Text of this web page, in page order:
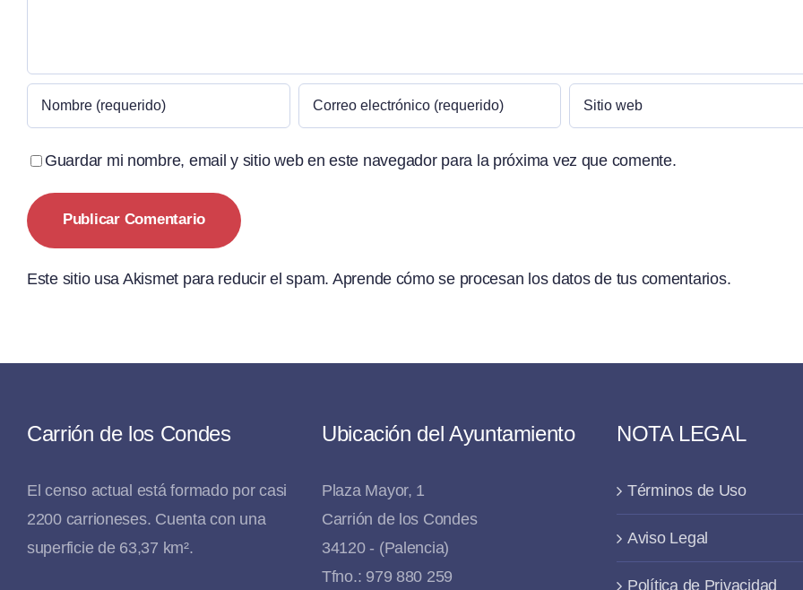
Guardar mi nombre, email y sitio web en este navegador para la próxima vez que comente.
Este sitio usa Akismet para reducir el spam. Aprende cómo se procesan los datos de tus comentarios.
Carrión de los Condes
El censo actual está formado por casi
2200 carrioneses. Cuenta con una
superficie de 63,37 km².
Ubicación del Ayuntamiento
Plaza Mayor, 1
Carrión de los Condes
34120 - (Palencia)
Tfno.: 979 880 259
NOTA LEGAL
Términos de Uso
Aviso Legal
Política de Privacidad